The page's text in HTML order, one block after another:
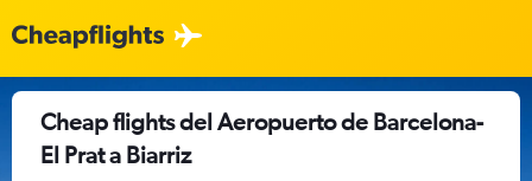
Cheap flights del Aeropuerto de Barcelona-
El Prat a Biarriz